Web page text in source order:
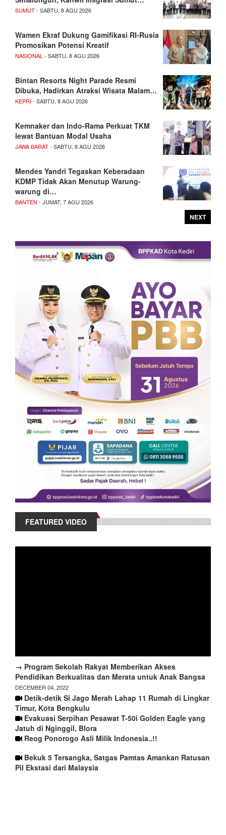
SUMUT- SABTU, 8 AGU 2026
Wamen Ekraf Dukung Gamifikasi RI-Rusia
Promosikan Potensi Kreatif
NASIONAL- SABTU, 8 AGU 2026
Bintan Resorts Night Parade Resmi
Dibuka, Hadirkan Atraksi Wisata Malam…
KEPRI- SABTU, 8 AGU 2026
Kemnaker dan Indo-Rama Perkuat TKM
lewat Bantuan Modal Usaha
JAWA BARAT- SABTU, 8 AGU 2026
Mendes Yandri Tegaskan Keberadaan
KDMP Tidak Akan Menutup Warung-
warung di…
BANTEN - JUMAT, 7 AGU 2026
NEXT
FEATURED VIDEO
→ Program Sekolah Rakyat Memberikan Akses
Pendidikan Berkualitas dan Merata untuk Anak Bangsa
DECEMBER 04, 2022
Detik-detik Si Jago Merah Lahap 11 Rumah di Lingkar
Timur, Kota Bengkulu
Evakuasi Serpihan Pesawat T-50i Golden Eagle yang
Jatuh di Nginggil, Blora
Reog Ponorogo Asli Milik Indonesia..!!
Bekuk 5 Tersangka, Satgas Pamtas Amankan Ratusan
Pil Ekstasi dari Malaysia